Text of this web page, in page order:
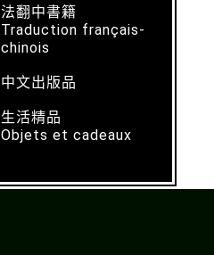
法翻中書籍
Traduction français-
chinois
中文出版品
生活精品
Objets et cadeaux